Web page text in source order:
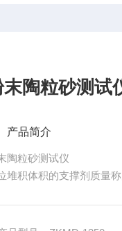
末陶粒砂测试
产品简介
陶粒砂测试仪
堆积体积的支撑剂质量
容器高76.2mm；